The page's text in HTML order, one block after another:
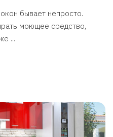
бывает непросто.
моющее средство,
...